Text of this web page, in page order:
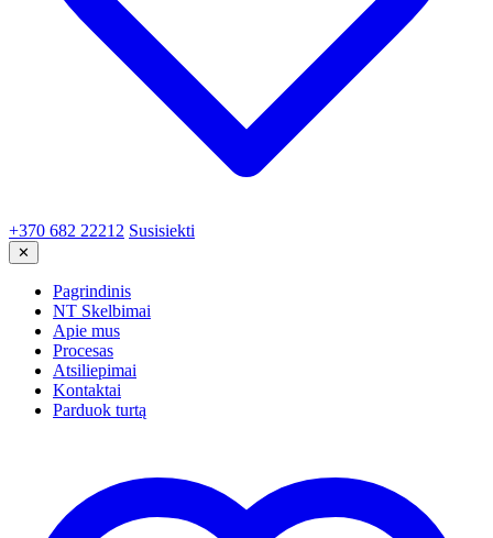
+370 682 22212 Susisiekti
✕
Pagrindinis
NT Skelbimai
Apie mus
Procesas
Atsiliepimai
Kontaktai
Parduok turtą